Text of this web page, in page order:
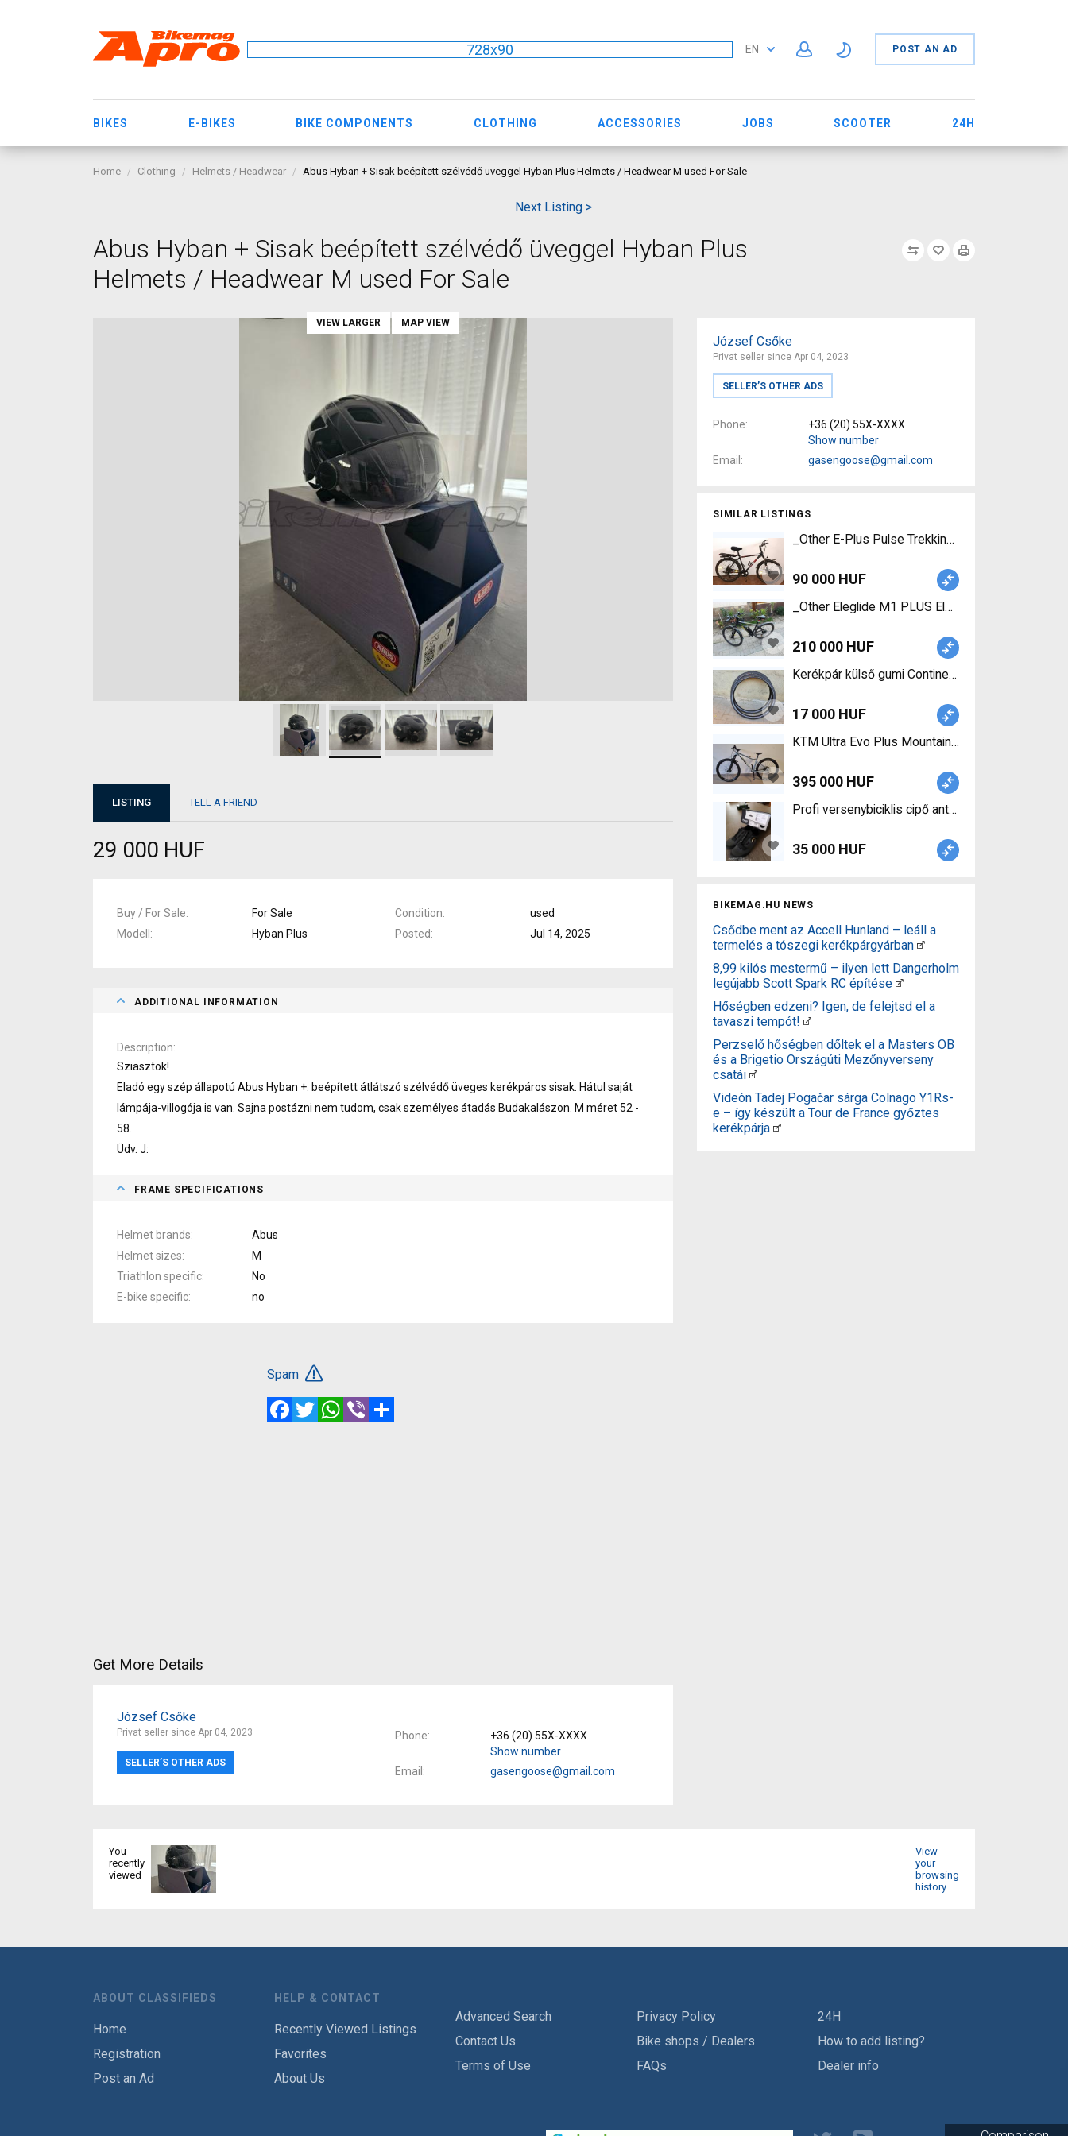
728x90 EN POST AN AD
BIKES E-BIKES BIKE COMPONENTS CLOTHING ACCESSORIES JOBS SCOOTER 24H
Home Clothing Helmets / Headwear Abus Hyban + Sisak beépített szélvédő üveggel Hyban Plus Helmets / Headwear M used For Sale
Next Listing >
Abus Hyban + Sisak beépített szélvédő üveggel Hyban Plus
Helmets / Headwear M used For Sale
József Csőke
Privat seller since Apr 04, 2023
SELLER’S OTHER ADS
Phone
+36 (20) 55X-XXXX
Show number
Email
gasengoose@gmail.com
SIMILAR LISTINGS
_Other E-Plus Pulse Trekking/cross disc brake
90 000 HUF
_Other Eleglide M1 PLUS Electric Mountain
210 000 HUF
Kerékpár külső gumi Continental ContactPlus
17 000 HUF
KTM Ultra Evo Plus Mountain Bike 29" front
395 000 HUF
Profi versenybiciklis cipő antrhra/honey Origin
35 000 HUF
BIKEMAG.HU NEWS
Csődbe ment az Accell Hunland – leáll a
termelés a tószegi kerékpárgyárban
8,99 kilós mestermű – ilyen lett Dangerholm
legújabb Scott Spark RC építése
Hőségben edzeni? Igen, de felejtsd el a
tavaszi tempót!
Perzselő hőségben dőltek el a Masters OB
és a Brigetio Országúti Mezőnyverseny
csatái
Videón Tadej Pogačar sárga Colnago Y1Rs-
e – így készült a Tour de France győztes
kerékpárja
VIEW LARGER MAP VIEW
LISTING TELL A FRIEND
29 000 HUF
Buy / For Sale For Sale Condition
used
Modell
Hyban Plus Posted Jul 14, 2025
ADDITIONAL INFORMATION
Description
Sziasztok!
Eladó egy szép állapotú Abus Hyban +. beépített átlátszó szélvédő üveges kerékpáros sisak. Hátul saját
lámpája-villogója is van. Sajna postázni nem tudom, csak személyes átadás Budakalászon. M méret 52 -
58.
Üdv. J:
FRAME SPECIFICATIONS
Helmet brands
Abus
Helmet sizes
M
Triathlon specific
No
E-bike specific
no
Spam
FacebookTwitterWhatsApp
Viber
Get More Details
József Csőke
Privat seller since Apr 04, 2023
SELLER’S OTHER ADS
Phone
+36 (20) 55X-XXXX
Show number
Email
gasengoose@gmail.com
You
recently
viewed
View
your
browsing
history
ABOUT CLASSIFIEDS
Home
Registration
Post an Ad
HELP & CONTACT
Recently Viewed Listings
Favorites
About Us
Advanced Search
Contact Us
Terms of Use
Privacy Policy
Bike shops / Dealers
FAQs
24H
How to add listing?
Dealer info